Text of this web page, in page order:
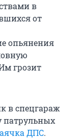
в
от
опьянения
грозит
в спецгараж
патрульных
ДПС.